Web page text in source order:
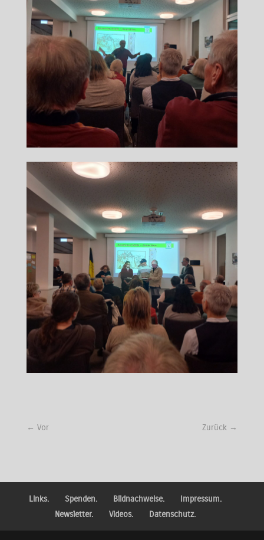
← Vor Zurück →
Links. Spenden. Bildnachweise.
Impressum.
Newsletter.
Videos. Datenschutz.